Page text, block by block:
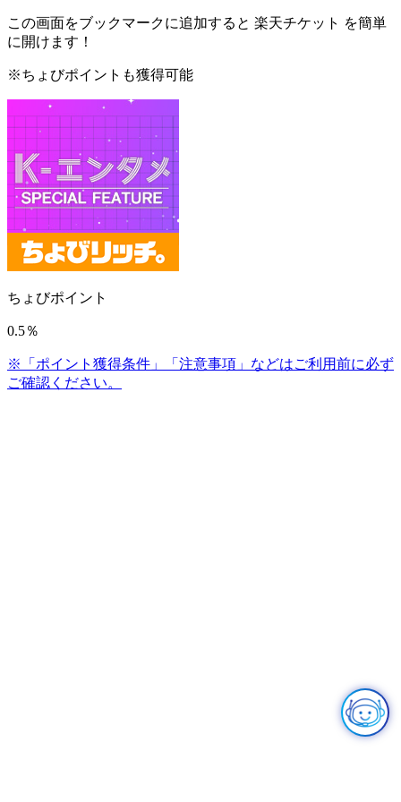
この画面をブックマークに追加すると 楽天チケット を簡単
に開けます！
※ちょびポイントも獲得可能
ちょびポイント
0.5％
※「ポイント獲得条件」「注意事項」などはご利用前に必ず
ご確認ください。